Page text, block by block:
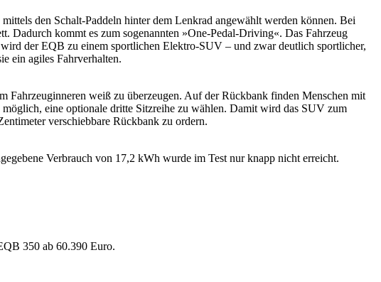
den Schalt-Paddeln hinter dem Lenkrad angewählt werden können. Bei
Dadurch kommt es zum sogenannten »One-Pedal-Driving«. Das Fahrzeug
der EQB zu einem sportlichen Elektro-SUV – und zwar deutlich sportlicher,
ein agiles Fahrverhalten.
Fahrzeuginneren weiß zu überzeugen. Auf der Rückbank finden Menschen mit
eine optionale dritte Sitzreihe zu wählen. Damit wird das SUV zum
verschiebbare Rückbank zu ordern.
Verbrauch von 17,2 kWh wurde im Test nur knapp nicht erreicht.
350 ab 60.390 Euro.